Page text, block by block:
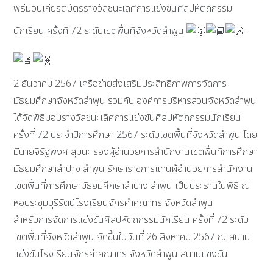
พิธีมอบเกียรติบัตรรางวัลชนะเลิศการแข่งขันศิลปหัตถกรรม
นักเรียน ครั้งที่ 72 ระดับเขตพื้นที่จังหวัดลำพูน
2 ธันวาคม 2567 เครือข่ายส่งเสริมประสิทธิภาพการจัดการ
มัธยมศึกษาจังหวัดลำพูน ร่วมกับ องค์การบริหารส่วนจังหวัดลำพูน
ได้จัดพิธีมอบรางวัลชนะเลิศการแข่งขันศิลปหัตถกรรมนักเรียน
ครั้งที่ 72 ประจำปีการศึกษา 2567 ระดับเขตพื้นที่จังหวัดลำพูน โดย
มีนายจิรัฐพงศ์ สุมนะ รองผู้อำนวยการสำนักงานเขตพื้นที่การศึกษา
มัธยมศึกษาลำปาง ลำพูน รักษาราชการแทนผู้อำนวยการสำนักงาน
เขตพื้นที่การศึกษามัธยมศึกษาลำปาง ลำพูน เป็นประธานในพิธี ณ
หอประชุมบุรีรัตน์โรงเรียนจักรคำคณาทร จังหวัดลำพูน
สำหรับการจัดการแข่งขันศิลปหัตถกรรมนักเรียน ครั้งที่ 72 ระดับ
เขตพื้นที่จังหวัดลำพูน จัดขึ้นในวันที่ 26 สิงหาคม 2567 ณ สนาม
แข่งขันโรงเรียนจักรคำคณาทร จังหวัดลำพูน สนามแข่งขัน